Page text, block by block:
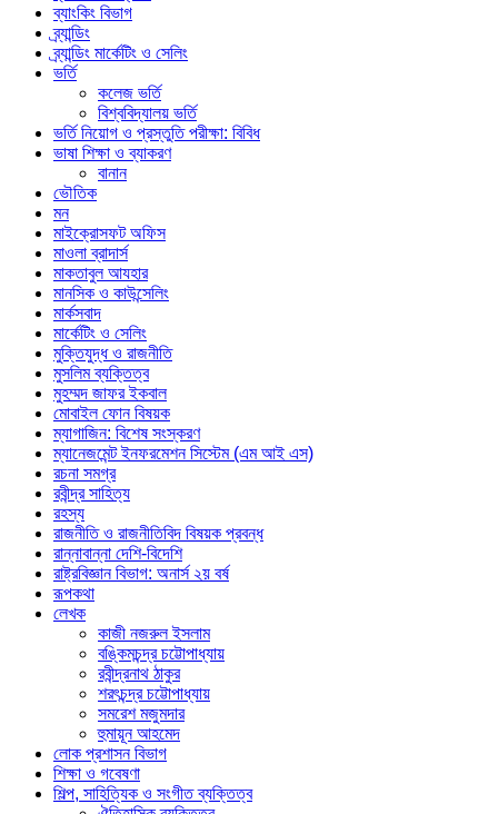
ব্যাংকিং বিভাগ
ব্র্যান্ডিং
ব্র্যান্ডিং মার্কেটিং ও সেলিং
ভর্তি
কলেজ ভর্তি
বিশ্ববিদ্যালয় ভর্তি
ভর্তি নিয়োগ ও প্রস্তুতি পরীক্ষা: বিবিধ
ভাষা শিক্ষা ও ব্যাকরণ
বানান
ভৌতিক
মন
মাইক্রোসফট অফিস
মাওলা ব্রাদার্স
মাকতাবুল আযহার
মানসিক ও কাউন্সেলিং
মার্কসবাদ
মার্কেটিং ও সেলিং
মুক্তিযুদ্ধ ও রাজনীতি
মুসলিম ব্যক্তিত্ব
মুহম্মদ জাফর ইকবাল
মোবাইল ফোন বিষয়ক
ম্যাগাজিন: বিশেষ সংস্করণ
ম্যানেজমেন্ট ইনফরমেশন সিস্টেম (এম আই এস)
রচনা সমগ্র
রবীন্দ্র সাহিত্য
রহস্য
রাজনীতি ও রাজনীতিবিদ বিষয়ক প্রবন্ধ
রান্নাবান্না দেশি-বিদেশি
রাষ্ট্রবিজ্ঞান বিভাগ: অনার্স ২য় বর্ষ
রূপকথা
লেখক
কাজী নজরুল ইসলাম
বঙ্কিমচন্দ্র চট্টোপাধ্যায়
রবীন্দ্রনাথ ঠাকুর
শরৎচন্দ্র চট্টোপাধ্যায়
সমরেশ মজুমদার
হুমায়ূন আহমেদ
লোক প্রশাসন বিভাগ
শিক্ষা ও গবেষণা
শিল্প, সাহিত্যিক ও সংগীত ব্যক্তিত্ব